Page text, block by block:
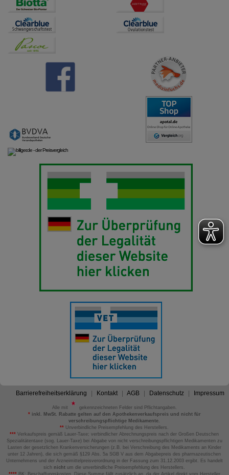
Barrierefreiheitserklärung Kontakt AGB Datenschutz Impressum
Alle mit
gekennzeichneten Felder sind Pflichtangaben.
*inkl. MwSt. Rabatte gelten auf den Apothekenverkaufspreis und nicht für
verschreibungspflichtige Medikamente.
** Unverbindliche Preisempfehlung des Herstellers.
*** Verkaufspreis gemäß Lauer-Taxe; verbindlicher Abrechnungspreis nach der Großen Deutschen
Spezialitätentaxe (sog. Lauer-Taxe) bei Abgabe von nicht verschreibungspflichtigen Medikamenten zu
Lasten der gesetzlichen Krankenversicherungen (z.B. bei Verschreibung des Medikaments an Kinder
unter 12 Jahren), die sich gemäß §129 Abs. 5a SGB V aus dem Abgabepreis des pharmazeutischen
Unternehmens und der Arzneimittelpreisverordnung in der Fassung zum 31.12.2003 ergibt. Es handelt
sich nicht um die unverbindliche Preisempfehlung des Herstellers.
****BK: Beschaffungskosten. Diese Summe fällt zusätzlich an, da der Artikel direkt vom Hersteller